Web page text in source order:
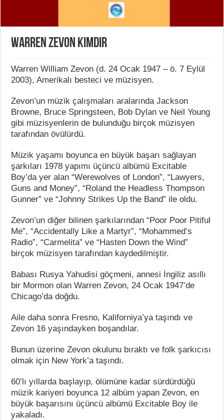
Warren Zevon Kimdir
Warren William Zevon (d. 24 Ocak 1947 – ö. 7 Eylül
2003), Amerikalı besteci ve müzisyen.
Zevon’un müzik çalışmaları aralarında Jackson
Browne, Bruce Springsteen, Bob Dylan ve Neil Young
gibi müzisyenlerin de bulunduğu birçok müzisyen
tarafından övülürdü.
Müzik yaşamı boyunca en büyük başarı sağlayan
şarkıları 1978 yapımı üçüncü albümü Excitable
Boy’da yer alan “Werewolves of London”, “Lawyers,
Guns and Money”, “Roland the Headless Thompson
Gunner” ve “Johnny Strikes Up the Band” ile oldu.
Zevon’un diğer bilinen şarkılarından “Poor Poor Pitiful
Me”, “Accidentally Like a Martyr”, “Mohammed’s
Radio”, “Carmelita” ve “Hasten Down the Wind”
birçok müzisyen tarafından kaydedilmiştir.
Babası Rusya Yahudisi göçmeni, annesi İngiliz asıllı
bir Mormon olan Warren Zevon, 24 Ocak 1947’de
Chicago’da doğdu.
Aile daha sonra Fresno, Kaliforniya’ya taşındı ve
Zevon 16 yaşındayken boşandılar.
Bunun üzerine Zevon okulunu bıraktı ve folk şarkıcısı
olmak için New York’a taşındı.
60’lı yıllarda başlayıp, ölümüne kadar sürdürdüğü
müzik kariyeri boyunca 12 albüm yapan Zevon, en
büyük başarısını üçüncü albümü Excitable Boy ile
yakaladı.